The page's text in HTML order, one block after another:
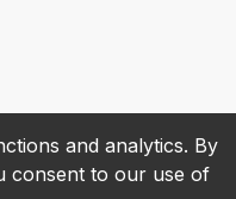
and analytics. By
consent to our use of